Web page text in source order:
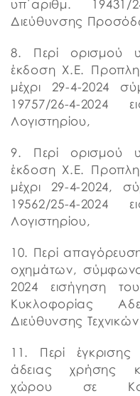
υπ΄αριθμ. 19431/
Διεύθυνσης
8. Περί ορισμού
έκδοση Χ.Ε.
μέχρι 29-4-2024
19757/26-4-2024
Λογιστηρίου,
9. Περί ορισμού
έκδοση Χ.Ε.
μέχρι 29-4-2024,
19562/25-4-2024
Λογιστηρίου,
10. Περί
οχημάτων,
2024 εισήγηση
Κυκλοφορίας
Διεύθυνσης
11. Περί
άδειας χρήσης
χώρου σε